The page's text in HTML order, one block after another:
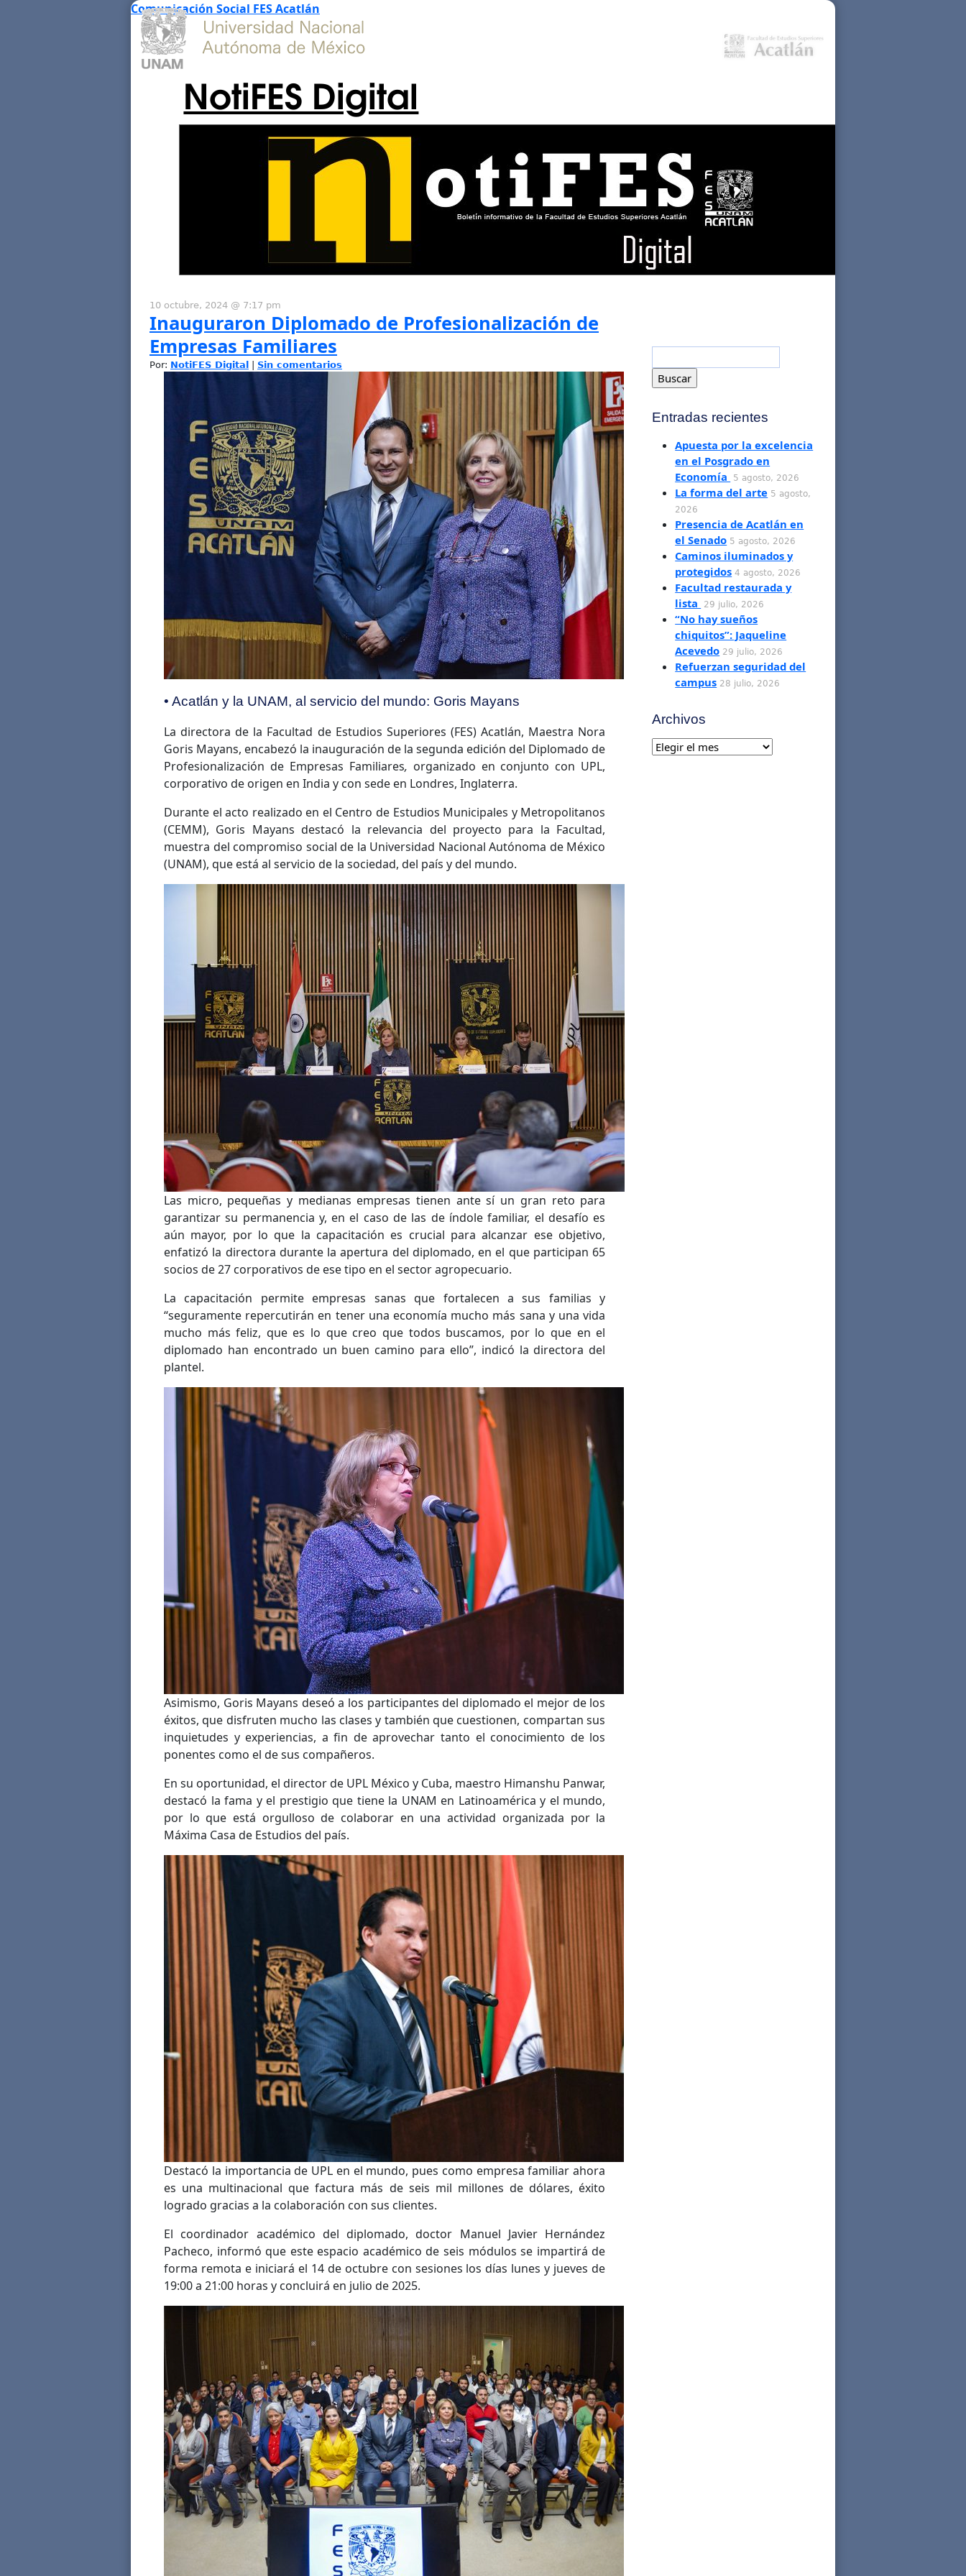
Comunicación Social FES Acatlán
NotiFES Digital
10 octubre, 2024 @ 7:17 pm
Inauguraron Diplomado de Profesionalización de
Empresas Familiares
Por: NotiFES Digital Sin comentarios
• Acatlán y la UNAM, al servicio del mundo: Goris Mayans
La directora de la Facultad de Estudios Superiores (FES) Acatlán, Maestra Nora
Goris Mayans, encabezó la inauguración de la segunda edición del Diplomado de
Profesionalización de Empresas Familiares, organizado en conjunto con UPL,
corporativo de origen en India y con sede en Londres, Inglaterra.
Durante el acto realizado en el Centro de Estudios Municipales y Metropolitanos
(CEMM), Goris Mayans destacó la relevancia del proyecto para la Facultad,
muestra del compromiso social de la Universidad Nacional Autónoma de México
(UNAM), que está al servicio de la sociedad, del país y del mundo.
Las micro, pequeñas y medianas empresas tienen ante sí un gran reto para
garantizar su permanencia y, en el caso de las de índole familiar, el desafío es
aún mayor, por lo que la capacitación es crucial para alcanzar ese objetivo,
enfatizó la directora durante la apertura del diplomado, en el que participan 65
socios de 27 corporativos de ese tipo en el sector agropecuario.
La capacitación permite empresas sanas que fortalecen a sus familias y
“seguramente repercutirán en tener una economía mucho más sana y una vida
mucho más feliz, que es lo que creo que todos buscamos, por lo que en el
diplomado han encontrado un buen camino para ello”, indicó la directora del
plantel.
Asimismo, Goris Mayans deseó a los participantes del diplomado el mejor de los
éxitos, que disfruten mucho las clases y también que cuestionen, compartan sus
inquietudes y experiencias, a fin de aprovechar tanto el conocimiento de los
ponentes como el de sus compañeros.
En su oportunidad, el director de UPL México y Cuba, maestro Himanshu Panwar,
destacó la fama y el prestigio que tiene la UNAM en Latinoamérica y el mundo,
por lo que está orgulloso de colaborar en una actividad organizada por la
Máxima Casa de Estudios del país.
Destacó la importancia de UPL en el mundo, pues como empresa familiar ahora
es una multinacional que factura más de seis mil millones de dólares, éxito
logrado gracias a la colaboración con sus clientes.
El coordinador académico del diplomado, doctor Manuel Javier Hernández
Pacheco, informó que este espacio académico de seis módulos se impartirá de
forma remota e iniciará el 14 de octubre con sesiones los días lunes y jueves de
19:00 a 21:00 horas y concluirá en julio de 2025.
Entradas recientes
Apuesta por la excelencia
en el Posgrado en
Economía
5 agosto, 2026
La forma del arte 5 agosto,
2026
Presencia de Acatlán en
el Senado 5 agosto, 2026
Caminos iluminados y
protegidos 4 agosto, 2026
Facultad restaurada y
lista
29 julio, 2026
“No hay sueños
chiquitos”: Jaqueline
Acevedo 29 julio, 2026
Refuerzan seguridad del
campus 28 julio, 2026
Archivos
Archivos